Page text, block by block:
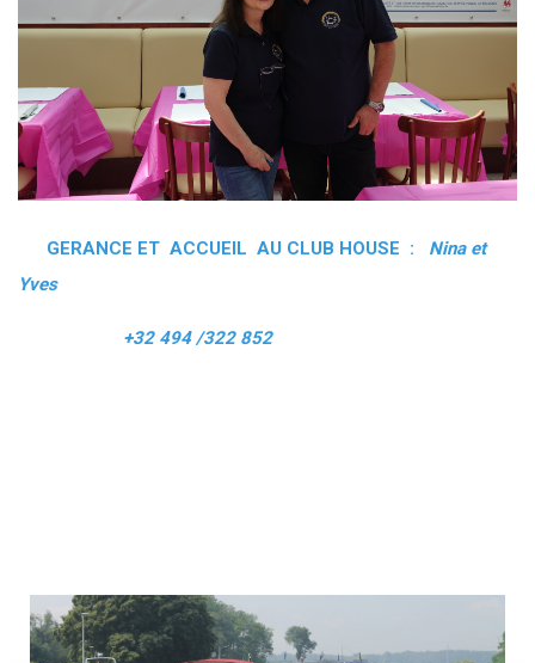
GERANCE ET ACCUEIL AU CLUB HOUSE :
Nina et
Yves
+32 494 /322 852